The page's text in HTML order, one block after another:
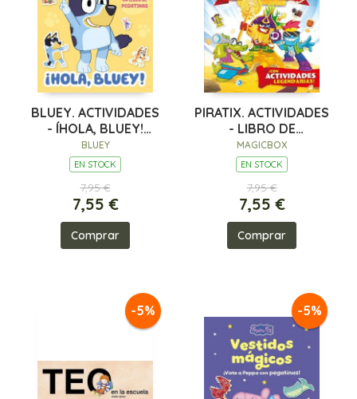
BLUEY. ACTIVIDADES
- ÍHOLA, BLUEY!
LIBRO DE PEGATI
BLUEY
EN STOCK
7,95 €
7,55 €
Comprar
PIRATIX. ACTIVIDADES
- LIBRO DE
PEGATINAS
MAGICBOX
EN STOCK
7,95 €
7,55 €
Comprar
-5% -5%